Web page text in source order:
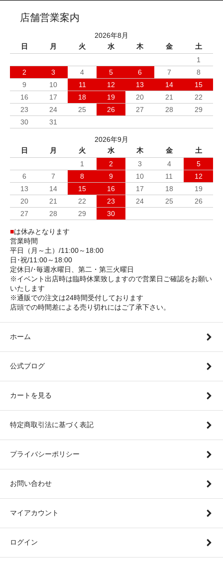
店舗営業案内
2026年8月
日
月 火 水 木 金
土
1
2
3 4 5 6 7
8
9
10 11 12 13 14
15
16
17 18 19 20 21
22
23
24 25 26 27 28
29
30
31
2026年9月
日
月 火 水 木 金
土
1
2 3 4
5
6
7 8 9 10 11
12
13
14 15 16 17 18
19
20
21 22 23 24 25
26
27
28 29 30
■は休みとなります
営業時間
平日（月～土）/11:00～18:00
日･祝/11:00～18:00
定休日/･毎週水曜日、第二・第三火曜日
※イベント出店時は臨時休業致しますので営業日ご確認をお願い
いたします
※通販での注文は24時間受付しております
店頭での時間差による売り切れにはご了承下さい。
ホーム
公式ブログ
カートを見る
特定商取引法に基づく表記
プライバシーポリシー
お問い合わせ
マイアカウント
ログイン